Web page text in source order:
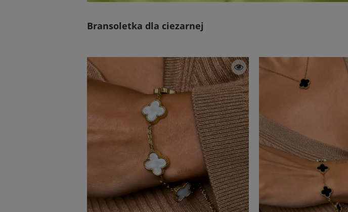
Bransoletka dla ciezarnej